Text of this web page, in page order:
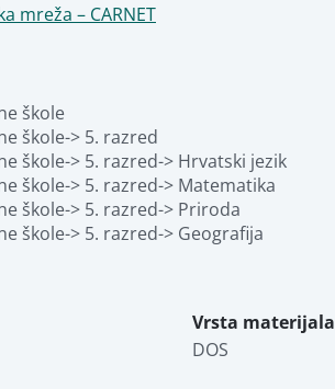
mreža – CARNET
škole
škole-> 5. razred
škole-> 5. razred-> Hrvatski jezik
škole-> 5. razred-> Matematika
škole-> 5. razred-> Priroda
škole-> 5. razred-> Geografija
Vrsta materijala
DOS